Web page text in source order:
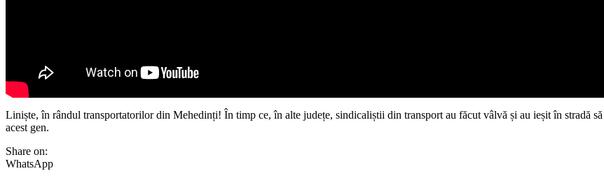
Liniște, în rândul transportatorilor din Mehedinți! În timp ce, în alte județe, sindicaliștii din transport au făcut vâlvă și au ieșit în stradă
acest gen.
Share on:
WhatsApp